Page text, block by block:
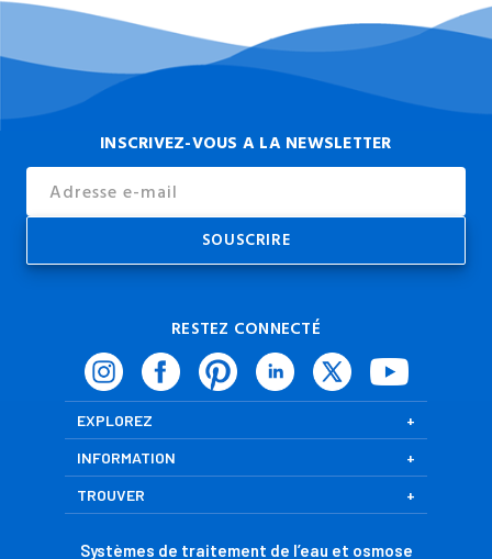
INSCRIVEZ-VOUS A LA NEWSLETTER
Address
RESTEZ CONNECTÉ
EXPLOREZ
INFORMATION
TROUVER
Systèmes de traitement de l’eau et osmose